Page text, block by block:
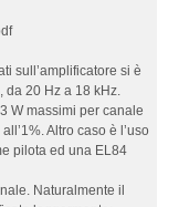
sull’amplificatore si è
da 20 Hz a 18 kHz.
W massimi per canale
Altro caso è l’uso
pilota ed una EL84
Naturalmente il